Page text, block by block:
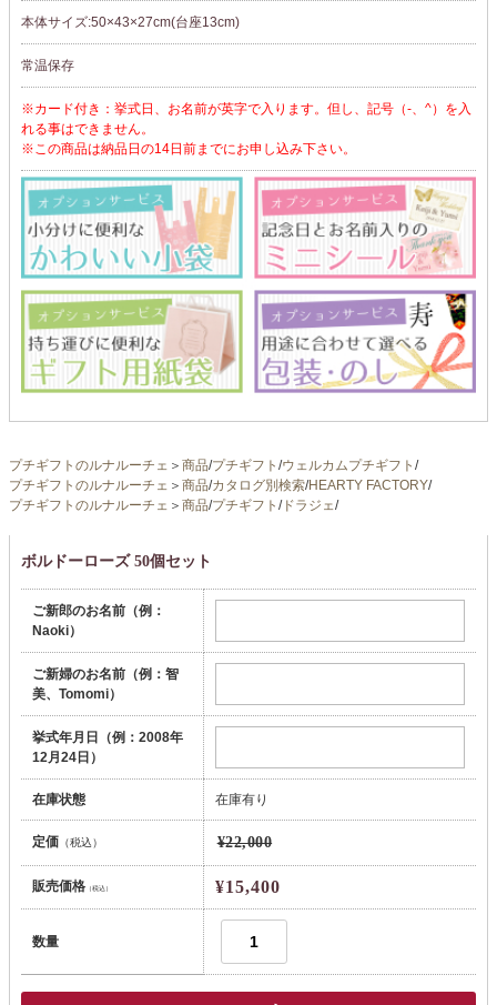
本体サイズ:50×43×27cm(台座13cm)
常温保存
※カード付き：挙式日、お名前が英字で入ります。但し、記号（-、^）を入
れる事はできません。
※この商品は納品日の14日前までにお申し込み下さい。
プチギフトのルナルーチェ ＞ 商品/プチギフト /ウェルカムプチギフト /
プチギフトのルナルーチェ ＞ 商品/カタログ別検索/HEARTY FACTORY/
プチギフトのルナルーチェ ＞ 商品/プチギフト /ドラジェ/
ボルドーローズ 50個セット
ご新郎のお名前（例：
Naoki）
ご新婦のお名前（例：智
美、Tomomi）
挙式年月日（例：2008年
12月24日）
在庫状態 在庫有り
定価（税込） ¥22,000
販売価格（税込） ¥15,400
数量